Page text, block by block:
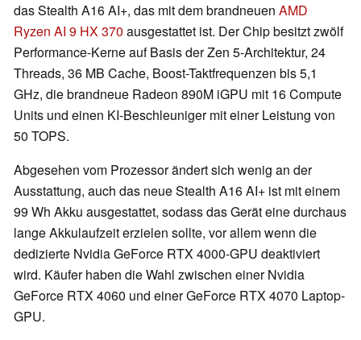
das Stealth A16 AI+, das mit dem brandneuen AMD
Ryzen AI 9 HX 370 ausgestattet ist. Der Chip besitzt zwölf
Performance-Kerne auf Basis der Zen 5-Architektur, 24
Threads, 36 MB Cache, Boost-Taktfrequenzen bis 5,1
GHz, die brandneue Radeon 890M iGPU mit 16 Compute
Units und einen KI-Beschleuniger mit einer Leistung von
50 TOPS.
Abgesehen vom Prozessor ändert sich wenig an der
Ausstattung, auch das neue Stealth A16 AI+ ist mit einem
99 Wh Akku ausgestattet, sodass das Gerät eine durchaus
lange Akkulaufzeit erzielen sollte, vor allem wenn die
dedizierte Nvidia GeForce RTX 4000-GPU deaktiviert
wird. Käufer haben die Wahl zwischen einer Nvidia
GeForce RTX 4060 und einer GeForce RTX 4070 Laptop-
GPU.